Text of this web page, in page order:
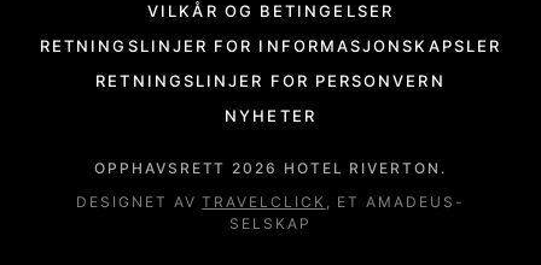
VILKÅR OG BETINGELSER
RETNINGSLINJER FOR INFORMASJONSKAPSLER
RETNINGSLINJER FOR PERSONVERN
NYHETER
OPPHAVSRETT2026 HOTEL RIVERTON.
DESIGNET AVTRAVELCLICK , ET AMADEUS-
SELSKAP